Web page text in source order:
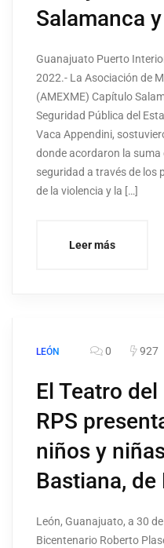
Salamanca
Guanajuato Puerto
2022.- La Asociación de
(AMEXME) Capítulo
Seguridad Pública del
Vaca Appendini,
donde acordaron la suma
seguridad a través de los
de la violencia y la […]
Leer más
LEÓN 0 927
El Teatro
RPS
niños y
Bastiana,
León, Guanajuato, a 30
Bicentenario Roberto